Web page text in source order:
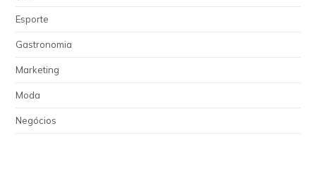
Esporte
Gastronomia
Marketing
Moda
Negócios